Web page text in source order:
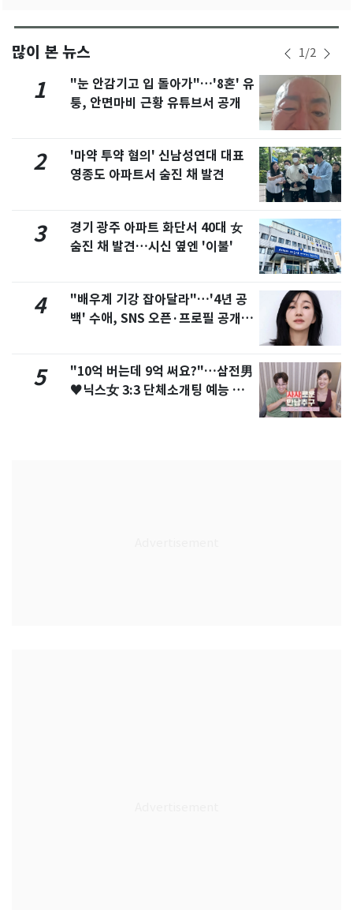
많이 본 뉴스 1/2
1
"눈 안감기고 입 돌아가"…'8혼' 유
퉁, 안면마비 근황 유튜브서 공개
2
'마약 투약 혐의' 신남성연대 대표
영종도 아파트서 숨진 채 발견
3
경기 광주 아파트 화단서 40대 女
숨진 채 발견…시신 옆엔 '이불'
4
"배우계 기강 잡아달라"…'4년 공
백' 수애, SNS 오픈·프로필 공개
5
"10억 버는데 9억 써요?"…삼전男
♥닉스女 3:3 단체소개팅 예능 화